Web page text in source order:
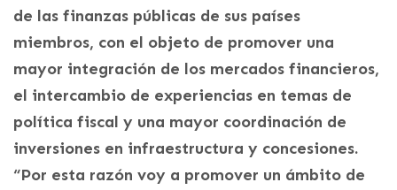
de las finanzas públicas de sus países
miembros, con el objeto de promover una
mayor integración de los mercados financieros,
el intercambio de experiencias en temas de
política fiscal y una mayor coordinación de
inversiones en infraestructura y concesiones.
“Por esta razón voy a promover un ámbito de